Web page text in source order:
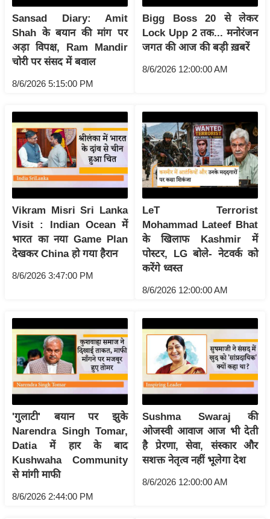
न्यू
ज
ब्री
फ
नो
ज
न
ज
ग
त
बॉ
ली
वु
ड
ली
फि
ल्म
स
मी
क्षा
B
r
e
a
k
i
Sansad Diary: Amit
Shah के बयान की मांग पर
अड़ा विपक्ष, Ram Mandir
चोरी पर संसद में बवाल
8/6/2026 5:15:00 PM
Bigg Boss 20 से लेकर
Lock Upp 2 तक... मनोरंजन
जगत की आज की बड़ी ख़बरें
8/6/2026 12:00:00 AM
Vikram Misri Sri Lanka
Visit : Indian Ocean में
भारत का नया Game Plan
देखकर China हो गया हैरान
8/6/2026 3:47:00 PM
LeT Terrorist
Mohammad Lateef Bhat
के खिलाफ Kashmir में
पोस्टर, LG बोले- नेटवर्क को
करेंगे ध्वस्त
8/6/2026 12:00:00 AM
'गुलाटी' बयान पर झुके
Narendra Singh Tomar,
Datia में हार के बाद
Kushwaha Community
से मांगी माफी
8/6/2026 2:44:00 PM
Sushma Swaraj की
ओजस्वी आवाज आज भी देती
है प्रेरणा, सेवा, संस्कार और
सशक्त नेतृत्व नहीं भूलेगा देश
8/6/2026 12:00:00 AM